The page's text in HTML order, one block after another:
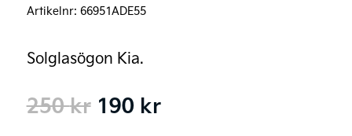
Artikelnr: 66951ADE55
Solglasögon Kia.
250kr Det
190 krDet